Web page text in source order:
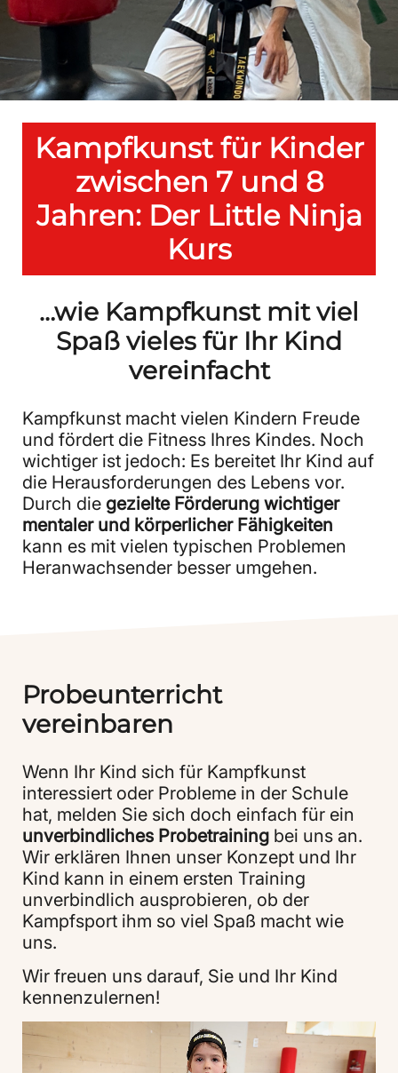
Kampfkunst für Kinder
zwischen 7 und 8
Jahren: Der Little Ninja
Kurs
…wie Kampfkunst mit viel
Spaß vieles für Ihr Kind
vereinfacht
Kampfkunst macht vielen Kindern Freude
und fördert die Fitness Ihres Kindes. Noch
wichtiger ist jedoch: Es bereitet Ihr Kind auf
die Herausforderungen des Lebens vor.
Durch die gezielte Förderung wichtiger
mentaler und körperlicher Fähigkeiten
kann es mit vielen typischen Problemen
Heranwachsender besser umgehen.
Probeunterricht
vereinbaren
Wenn Ihr Kind sich für Kampfkunst
interessiert oder Probleme in der Schule
hat, melden Sie sich doch einfach für ein
unverbindliches Probetraining bei uns an.
Wir erklären Ihnen unser Konzept und Ihr
Kind kann in einem ersten Training
unverbindlich ausprobieren, ob der
Kampfsport ihm so viel Spaß macht wie
uns.
Wir freuen uns darauf, Sie und Ihr Kind
kennenzulernen!